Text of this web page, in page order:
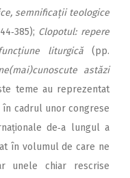
semnificații teologice
Clopotul: repere
liturgică (pp.
astăzi
teme au reprezentat
cadrul unor congrese
de‑a lungul a
în volumul de care ne
unele chiar rescrise